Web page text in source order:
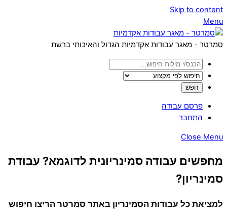
Skip to content
Menu
סמרטר - מאגר עבודות אקדמיות הגדול והאיכותי ברשת
פרסם עבודה
התחבר
Close Menu
מחפשים עבודה סמינריונית לדוגמא? עבודת
סמינריון?
למציאת כל עבודות הסמינריון באתר סמרטר הריצו חיפוש